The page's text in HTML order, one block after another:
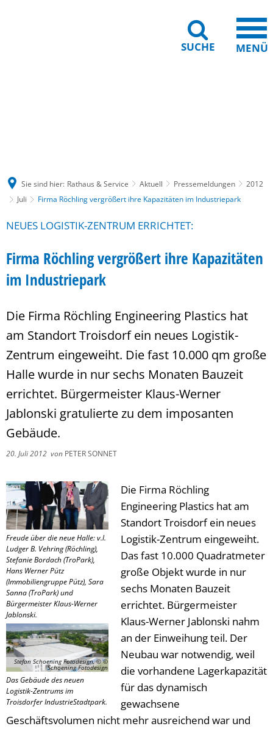
SUCHE MENÜ
Sie sind hier: Rathaus & Service Aktuell Pressemeldungen
2012
Juli
Firma Röchling vergrößert ihre Kapazitäten im Industriepark
NEUES LOGISTIK-ZENTRUM ERRICHTET:
Firma Röchling vergrößert ihre Kapazitäten
im Industriepark
Die Firma Röchling Engineering Plastics hat
am Standort Troisdorf ein neues Logistik-
Zentrum eingeweiht. Die fast 10.000 qm große
Halle wurde in nur sechs Monaten Bauzeit
errichtet. Bürgermeister Klaus-Werner
Jablonski gratulierte zu dem imposanten
Gebäude.
20. Juli 2012 von PETER SONNET
Freude über die neue Halle: v.l.
Ludger B. Vehring (Röchling),
Stefanie Bordach (TroPark),
Hans Werner Pütz
(Immobiliengruppe Pütz), Sara
Sanna (TroPark) und
Bürgermeister Klaus-Werner
Jablonski.
Stefan Schoening Fotodesign, © ©
Schoening Fotodesign
Das Gebäude des neuen
Logistik-Zentrums im
Troisdorfer IndustrieStadtpark.
Die Firma Röchling
Engineering Plastics hat am
Standort Troisdorf ein neues
Logistik-Zentrum eingeweiht.
Das fast 10.000 Quadratmeter
große Objekt wurde in nur
sechs Monaten Bauzeit
errichtet. Bürgermeister
Klaus-Werner Jablonski nahm
an der Einweihung teil. Der
Neubau war notwendig, weil
die vorhandene Lagerkapazität
für das dynamisch
gewachsene
Geschäftsvolumen nicht mehr ausreichend war und